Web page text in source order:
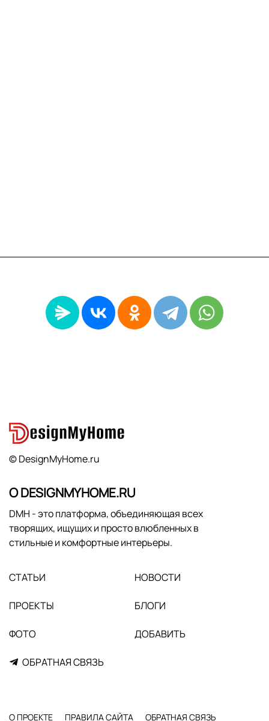
© DesignMyHome.ru
О DESIGNMYHOME.RU
DMH - это платформа, объединяющая всех
творящих, ищущих и просто влюбленных в
стильные и комфортные интерьеры.
СТАТЬИ НОВОСТИ
ПРОЕКТЫ БЛОГИ
ФОТО ДОБАВИТЬ
ОБРАТНАЯ СВЯЗЬ
О ПРОЕКТЕ ПРАВИЛА САЙТА ОБРАТНАЯ СВЯЗЬ